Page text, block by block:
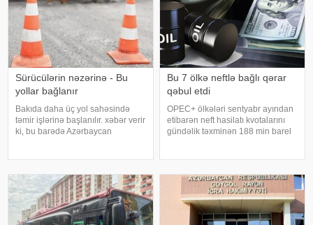
Sürücülərin nəzərinə - Bu
yollar bağlanır
Bakıda daha üç yol sahəsində
təmir işlərinə başlanılır. xəbər verir
ki, bu barədə Azərbaycan
küçələrdə nəqliyyat vasitələrini
Bu 7 ölkə neftlə bağlı qərar
qəbul etdi
OPEC+ ölkələri sentyabr ayından
etibarən neft hasilatı kvotalarını
gündəlik təxminən 188 min barel
dayandırılacaq